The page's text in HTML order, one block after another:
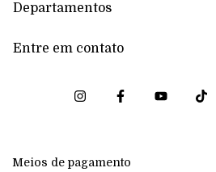
Departamentos
Entre em contato
Meios de pagamento